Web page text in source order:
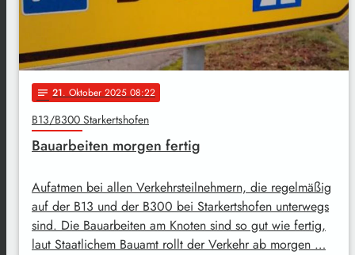
notes 21. Oktober 2025 08:22
B13/B300 Starkertshofen
Bauarbeiten morgen fertig
Aufatmen bei allen Verkehrsteilnehmern, die regelmäßig
auf der B13 und der B300 bei Starkertshofen unterwegs
sind. Die Bauarbeiten am Knoten sind so gut wie fertig,
laut Staatlichem Bauamt rollt der Verkehr ab morgen …